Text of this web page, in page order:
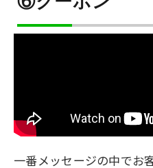
一番メッセージの中でお